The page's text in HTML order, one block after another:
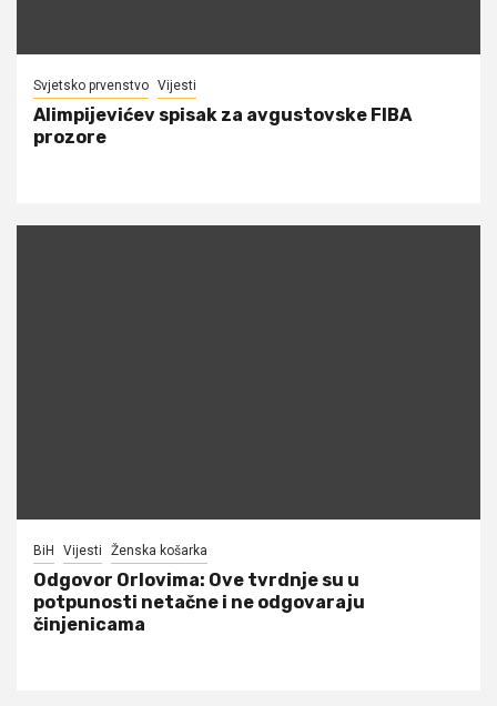
Svjetsko prvenstvo Vijesti
Alimpijevićev spisak za avgustovske FIBA
prozore
BiH Vijesti Ženska košarka
Odgovor Orlovima: ​Ove tvrdnje su u
potpunosti netačne i ne odgovaraju
činjenicama